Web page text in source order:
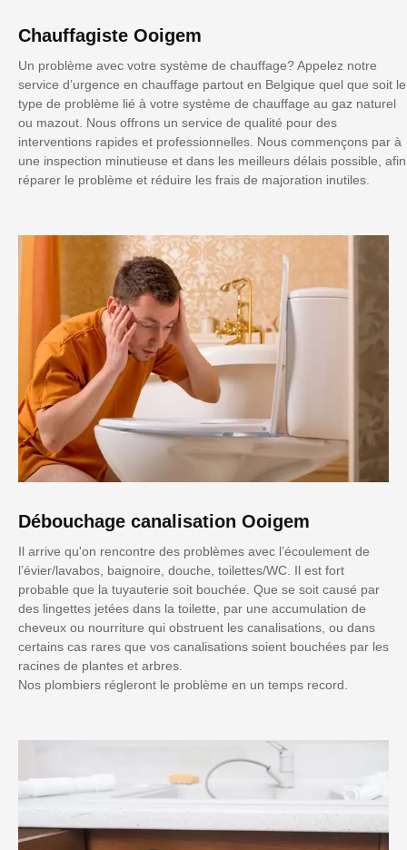
Chauffagiste Ooigem
Un problème avec votre système de chauffage? Appelez notre
service d’urgence en chauffage partout en Belgique quel que soit le
type de problème lié à votre système de chauffage au gaz naturel
ou mazout. Nous offrons un service de qualité pour des
interventions rapides et professionnelles. Nous commençons par à
une inspection minutieuse et dans les meilleurs délais possible, afin
réparer le problème et réduire les frais de majoration inutiles.
Débouchage canalisation Ooigem
Il arrive qu'on rencontre des problèmes avec l’écoulement de
l’évier/lavabos, baignoire, douche, toilettes/WC. Il est fort
probable que la tuyauterie soit bouchée. Que se soit causé par
des lingettes jetées dans la toilette, par une accumulation de
cheveux ou nourriture qui obstruent les canalisations, ou dans
certains cas rares que vos canalisations soient bouchées par les
racines de plantes et arbres.
Nos plombiers régleront le problème en un temps record.